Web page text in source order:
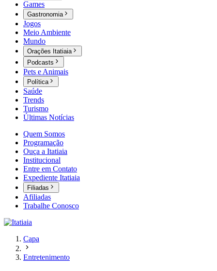
Games
Gastronomia
Jogos
Meio Ambiente
Mundo
Orações Itatiaia
Podcasts
Pets e Animais
Política
Saúde
Trends
Turismo
Últimas Notícias
Quem Somos
Programação
Ouça a Itatiaia
Institucional
Entre em Contato
Expediente Itatiaia
Filiadas
Afiliadas
Trabalhe Conosco
Capa
Entretenimento